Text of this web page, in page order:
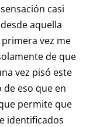
casi
aquella
vez me
de que
vez pisó este
eso que en
permite que
identificados